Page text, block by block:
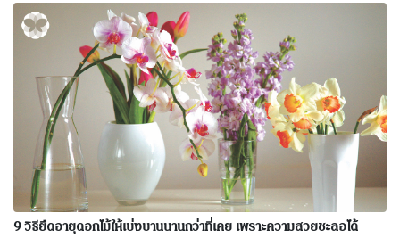
9 วิธียืดอายุดอกไม้ให้เบ่งบานนานกว่าที่เคย เพราะความสวยชะลอได้